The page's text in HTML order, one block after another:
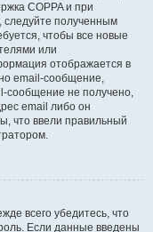
COPPA и при
следуйте полученным
чтобы все новые
или
отображается в
email-сообщение,
сообщение не получено,
email либо он
что ввели правильный
всего убедитесь, что
Если данные введены